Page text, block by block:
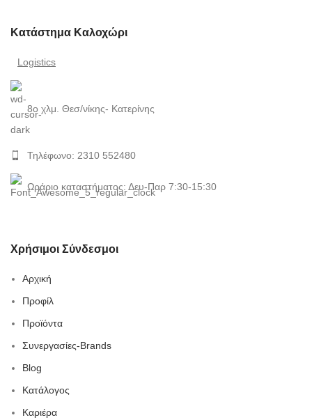
Κατάστημα Καλοχώρι
Logistics
8ο χλμ. Θεσ/νίκης- Κατερίνης
Τηλέφωνο: 2310 552480
Ωράριο καταστήματος: Δευ-Παρ 7:30-15:30
Χρήσιμοι Σύνδεσμοι
Αρχική
Προφίλ
Προϊόντα
Συνεργασίες-Brands
Blog
Κατάλογος
Καριέρα